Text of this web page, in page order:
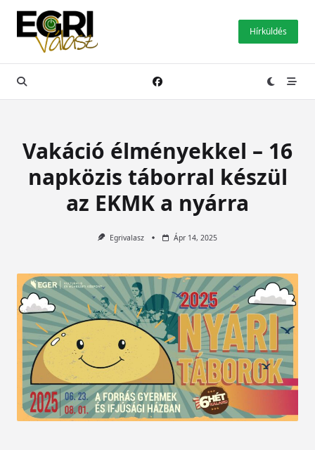
Skip
content
Hírküldés
Vakáció élményekkel – 16
napközis táborral készül
az EKMK a nyárra
Egrivalasz Ápr 14, 2025